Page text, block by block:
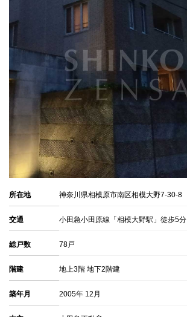
所在地 神奈川県相模原市南区相模大野7-30-8
交通 小田急小田原線「相模大野駅」徒歩5分
総戸数 78戸
階建 地上3階 地下2階建
築年月 2005年 12月